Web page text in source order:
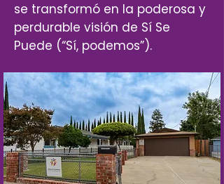
se transformó en la poderosa y
perdurable visión de Sí Se
Puede (“Sí, podemos”).